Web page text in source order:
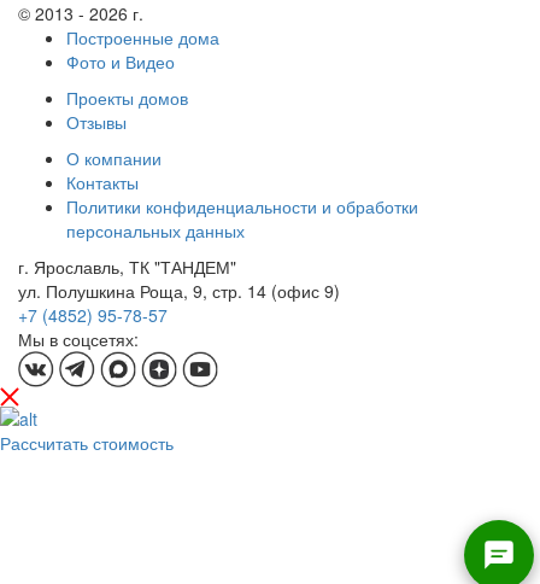
© 2013 - 2026 г.
Построенные дома
Фото и Видео
Проекты домов
Отзывы
О компании
Контакты
Политики конфиденциальности и обработки
персональных данных
г. Ярославль, ТК "ТАНДЕМ"
ул. Полушкина Роща, 9, стр. 14 (офис 9)
+7 (4852) 95-78-57
Мы в соцсетях:
Рассчитать стоимость